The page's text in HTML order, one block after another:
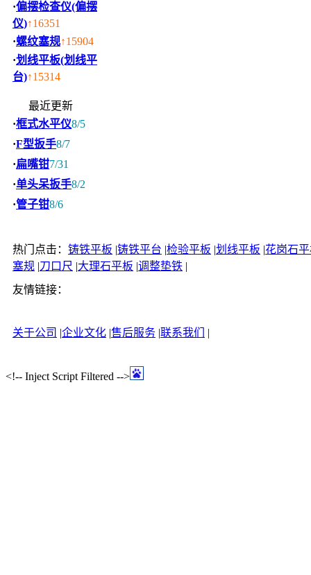
·偏摆检查仪(偏摆
仪)↑16351
·螺纹塞规↑15904
·划线平板(划线平
台)↑15314
最近更新
·框式水平仪8/5
·F型扳手8/7
·扁嘴钳7/31
·单头呆扳手8/2
·管子钳8/6
热门点击： 铸铁平板 |铸铁平台 |检验平板 |划线平板 |花岗石
塞规 |刀口尺 |大理石平板 |调整垫铁 |
友情链接：
关于公司 |企业文化 |售后服务 |联系我们 |
<!-- Inject Script Filtered -->